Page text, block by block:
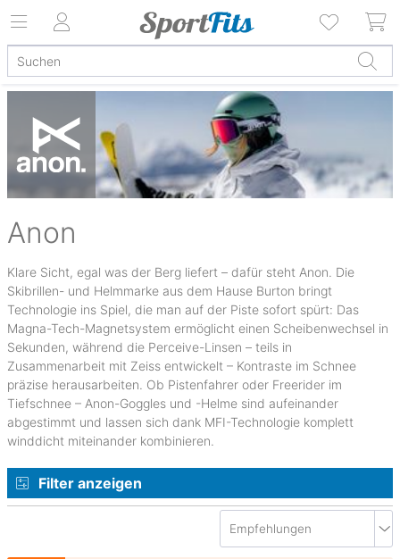
Anon
Klare Sicht, egal was der Berg liefert – dafür steht Anon. Die
Skibrillen- und Helmmarke aus dem Hause Burton bringt
Technologie ins Spiel, die man auf der Piste sofort spürt: Das
Magna-Tech-Magnetsystem ermöglicht einen Scheibenwechsel in
Sekunden, während die Perceive-Linsen – teils in
Zusammenarbeit mit Zeiss entwickelt – Kontraste im Schnee
präzise herausarbeiten. Ob Pistenfahrer oder Freerider im
Tiefschnee – Anon-Goggles und -Helme sind aufeinander
abgestimmt und lassen sich dank MFI-Technologie komplett
winddicht miteinander kombinieren.
Filter anzeigen